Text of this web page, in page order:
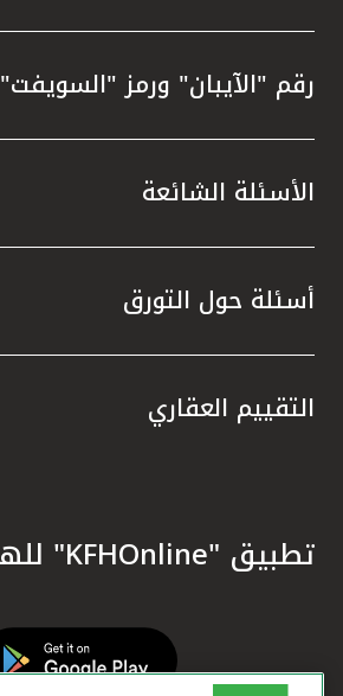
رقم "الآيبان" ورمز "السويفت"
الأسئلة الشائعة
أسئلة حول التورق
التقييم العقاري
تطبيق "KFHOnline" للهواتف الذكية